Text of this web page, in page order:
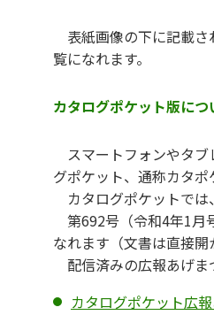
表紙画像の下に記載さ
覧になれます。
カタログポケット版につ
スマートフォンやタブ
グポケット、通称カタ
カタログポケットでは
第692号（令和4年1月
なれます（文書は直接開
配信済みの広報あげま
カタログポケット広